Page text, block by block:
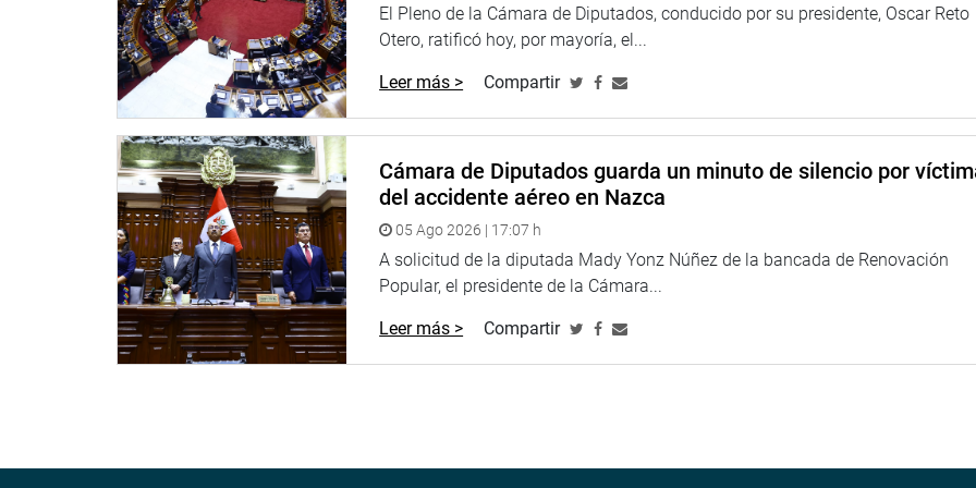
El Pleno de la Cámara de Diputados, conducido por su presidente, Oscar Reto
Otero, ratificó hoy, por mayoría, el...
Leer más > Compartir
Cámara de Diputados guarda un minuto de silencio por
del accidente aéreo en Nazca
05 Ago 2026 | 17:07 h
A solicitud de la diputada Mady Yonz Núñez de la bancada de Renovación
Popular, el presidente de la Cámara...
Leer más > Compartir